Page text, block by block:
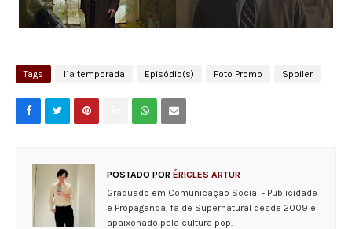
Tags 11ª temporada Episódio(s) Foto Promo Spoiler
POSTADO POR ÉRICLES ARTUR
Graduado em Comunicação Social - Publicidade
e Propaganda, fã de Supernatural desde 2009 e
apaixonado pela cultura pop.